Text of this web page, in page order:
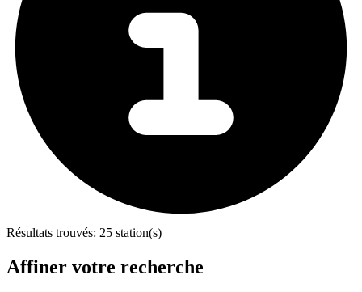
Résultats trouvés: 25 station(s)
Affiner votre recherche